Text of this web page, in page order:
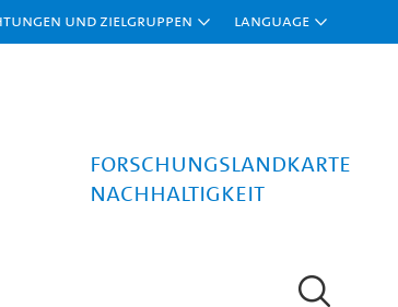
und Zielgruppen Language
Forschungslandkarte
Nachhaltigkeit